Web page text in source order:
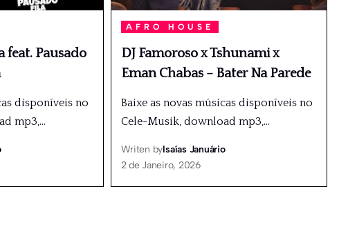
Pausado
disponíveis no
mp3,…
AFRO HOUSE
DJ Famoroso x Tshunami x
Eman Chabas – Bater Na Parede
Baixe as novas músicas disponíveis no
Cele-Musik, download mp3,…
Writen byIsaías Januário
2 de Janeiro, 2026